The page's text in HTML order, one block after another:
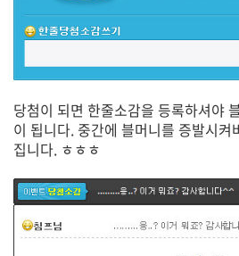
당첨이 되면 한줄소감을 등록하셔야
이 됩니다. 중간에 블머니를 증발시켜
집니다. ㅎㅎㅎ